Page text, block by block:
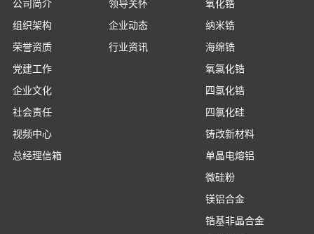
公司简介
组织架构
荣誉资质
党建工作
企业文化
社会责任
视频中心
总经理信箱
领导关怀
企业动态
行业资讯
氧化锆
纳米锆
海绵锆
氧氯化锆
四氯化锆
四氯化硅
铸改新材料
单晶电熔铝
微硅粉
镁铝合金
锆基非晶合金